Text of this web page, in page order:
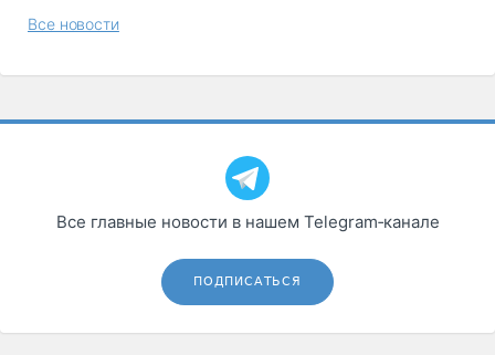
Все новости
Все главные новости в нашем Telegram‑канале
ПОДПИСАТЬСЯ